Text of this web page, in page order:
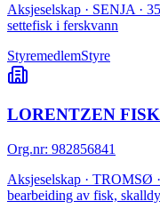
Aksjeselskap · SENJA ·
settefisk i ferskvann
StyremedlemStyre
LORENTZEN
Org.nr: 982856841
Aksjeselskap · TROMSØ
bearbeiding av fisk,